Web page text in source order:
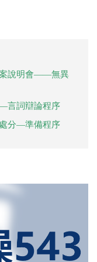
案說明會——無異
言詞辯論程序
處分—準備程序